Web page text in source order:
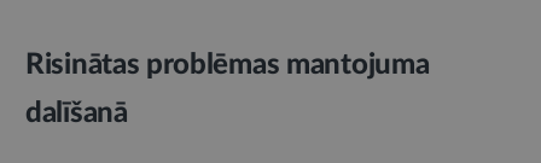
Risinātas problēmas mantojuma
dalīšanā